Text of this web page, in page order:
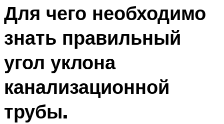
Для чего необходимо
знать правильный
угол уклона
канализационной
трубы.